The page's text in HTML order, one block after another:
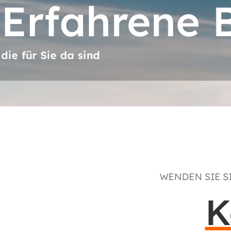
Erfahrene
die für Sie da sind
WENDEN SIE